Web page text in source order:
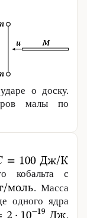
о доску.
малы по
кобальта с
. Масса
одного ядра
.